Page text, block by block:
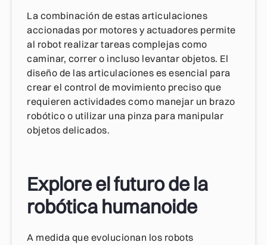
La combinación de estas articulaciones
accionadas por motores y actuadores permite
al robot realizar tareas complejas como
caminar, correr o incluso levantar objetos. El
diseño de las articulaciones es esencial para
crear el control de movimiento preciso que
requieren actividades como manejar un brazo
robótico o utilizar una pinza para manipular
objetos delicados.
Explore el futuro de la
robótica humanoide
A medida que evolucionan los robots